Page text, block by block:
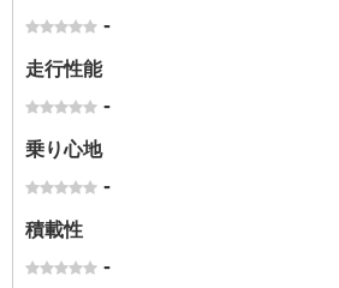
-
走行性能
-
乗り心地
-
積載性
-